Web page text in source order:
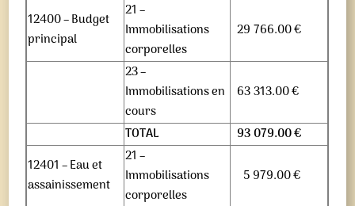
12400 – Budget
principal
21 –
Immobilisations
corporelles
29 766.00 €
23 –
Immobilisations en
cours
63 313.00 €
TOTAL
93 079.00 €
12401 – Eau et
assainissement
21 –
Immobilisations
corporelles
5 979.00 €